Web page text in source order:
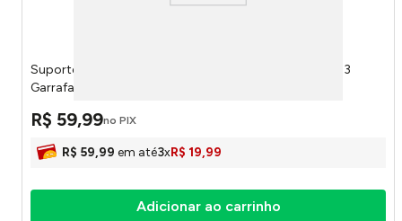
Suporte para Vinho Adega com Alça em Madeira para 3
Garrafas 294 - Turquesa
R$ 59,99no PIX
R$ 59,99 em até3xR$ 19,99
Adicionar ao carrinho